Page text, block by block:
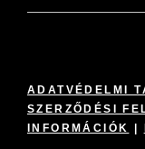
ADATVÉDELMI
SZERZŐDÉSI
INFORMÁCIÓK